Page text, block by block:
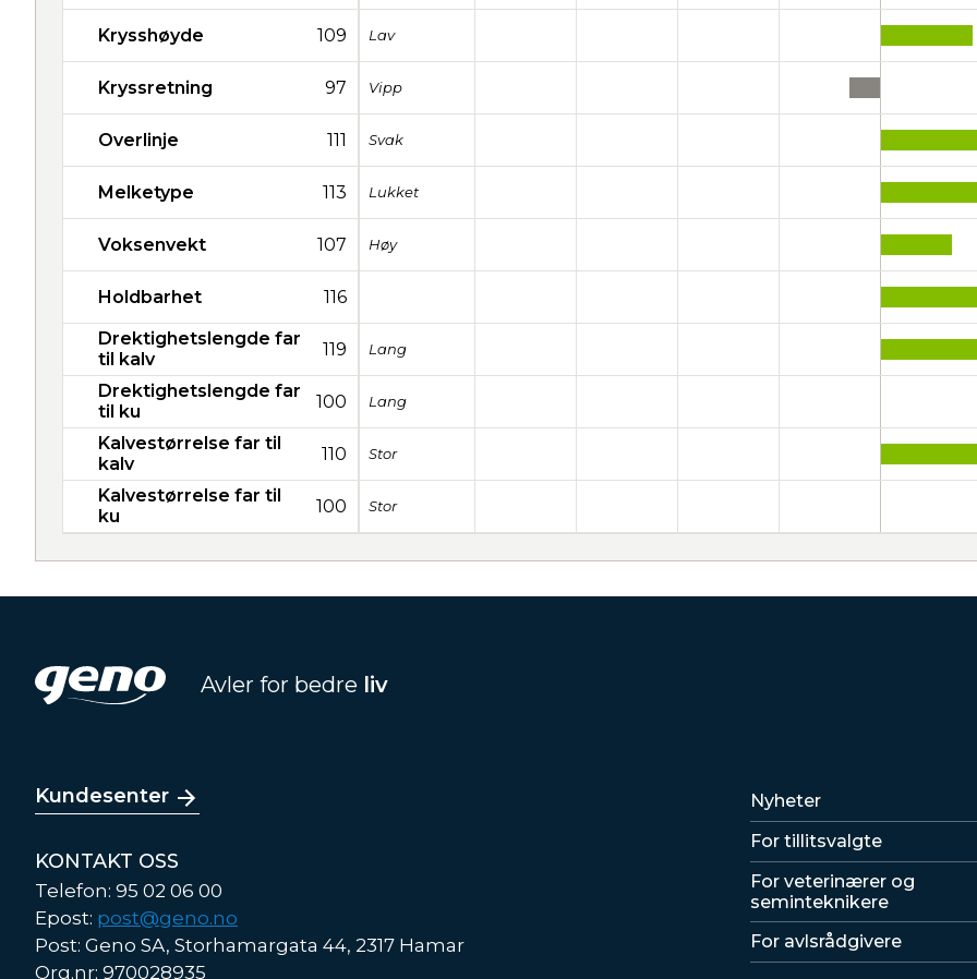
Krysshøyde 109 Lav
Kryssretning 97 Vipp
Overlinje 111 Svak
Melketype 113 Lukket
Voksenvekt 107 Høy
Holdbarhet 116
Drektighetslengde far
til kalv
119 Lang
Drektighetslengde far
til ku
100 Lang
Kalvestørrelse far til
kalv
110 Stor
Kalvestørrelse far til
ku
100 Stor
Avler for bedre liv
Kundesenter
KONTAKT OSS
Telefon: 95 02 06 00
Epost: post@geno.no
Post: Geno SA, Storhamargata 44, 2317 Hamar
Org.nr: 970028935
Lenker
Nyheter
For tillitsvalgte
For veterinærer og
seminteknikere
For avlsrådgivere